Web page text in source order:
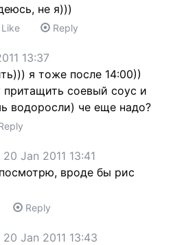
не я)))
Like Reply
13:37
я тоже после 14:00))
притащить соевый соус и
водоросли) че еще надо?
20 Jan 2011 13:41
вроде бы рис
Reply
20 Jan 2011 13:43